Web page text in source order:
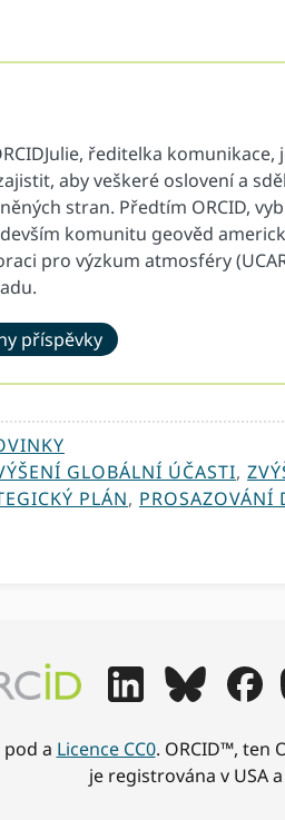
ředitelka
aby veškeré oslovení a
stran. Předtím ORCID,
komunitu geověd
pro výzkum atmosféry
příspěvky
GLOBÁLNÍ ÚČASTI,
PLÁN, PROSAZOVÁNÍ
a Licence CC0. ORCID™, ten
je registrována v USA